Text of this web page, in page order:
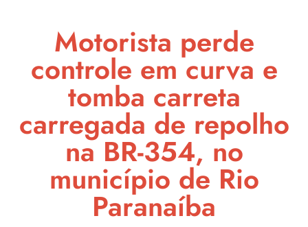
Motorista perde
controle em curva e
tomba carreta
carregada de repolho
na BR-354, no
município de Rio
Paranaíba